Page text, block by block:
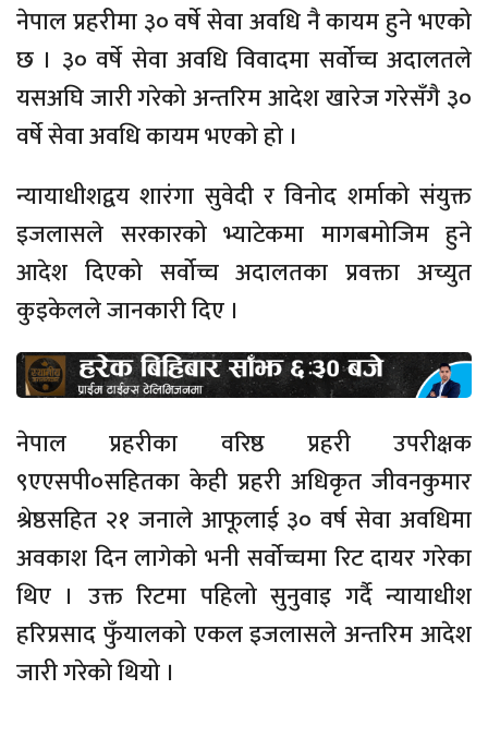
नेपाल प्रहरीमा ३० वर्षे सेवा अवधि नै कायम हुने भएको
छ । ३० वर्षे सेवा अवधि विवादमा सर्वोच्च अदालतले
यसअघि जारी गरेको अन्तरिम आदेश खारेज गरेसँगै ३०
वर्षे सेवा अवधि कायम भएको हो ।
न्यायाधीशद्वय शारंगा सुवेदी र विनोद शर्माको संयुक्त
इजलासले सरकारको भ्याटेकमा मागबमोजिम हुने
आदेश दिएको सर्वोच्च अदालतका प्रवक्ता अच्युत
कुइकेलले जानकारी दिए ।
नेपाल प्रहरीका वरिष्ठ प्रहरी उपरीक्षक
९एएसपी०सहितका केही प्रहरी अधिकृत जीवनकुमार
श्रेष्ठसहित २१ जनाले आफूलाई ३० वर्ष सेवा अवधिमा
अवकाश दिन लागेको भनी सर्वोच्चमा रिट दायर गरेका
थिए । उक्त रिटमा पहिलो सुनुवाइ गर्दै न्यायाधीश
हरिप्रसाद फुँयालको एकल इजलासले अन्तरिम आदेश
जारी गरेको थियो ।